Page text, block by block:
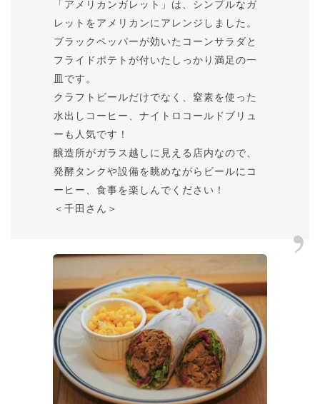
「アメリカンガレット」は、シンプルなガ
レットをアメリカンにアレンジしました。
ブラックペッパーが効いたコーンサラダと
フライドポテトが付いたしっかり満足の一
皿です。
クラフトビールだけでなく、窒素を使った
水出しコーヒー、ナイトロコールドブリュ
ーも人気です！
醸造所がガラス越しに見える店内なので、
発酵タンクや設備を眺めながらビールにコ
ーヒー、食事を楽しんでください！
＜千田さん＞